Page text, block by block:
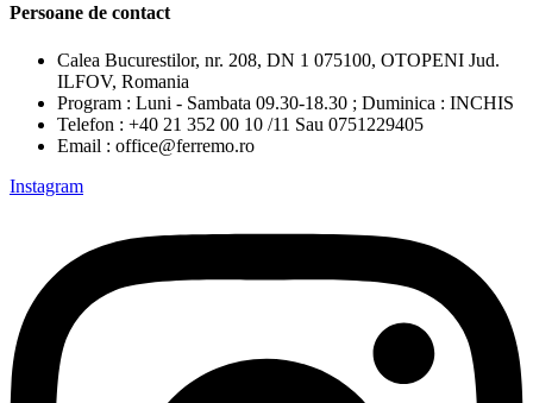
Persoane de contact
Calea Bucurestilor, nr. 208, DN 1 075100, OTOPENI Jud.
ILFOV, Romania
Program : Luni - Sambata 09.30-18.30 ; Duminica : INCHIS
Telefon : +40 21 352 00 10 /11 Sau 0751229405
Email : office@ferremo.ro
Instagram